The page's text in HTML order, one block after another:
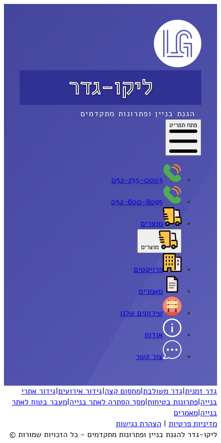
ליקו-גדר
הגנת בניין ופתרונות מתקדמים
פתח תפריט
052-235-0003
052-600-8095
מוצרים
מוצרים
פרויקטים
מאמרים
שירותים שלנו
אודות
צור קשר
גדר זמנית|גדר משולבת|מחסום קצה|גידור אירועים|גידור אתרי
בנייה|פתרונות בטיחות|מסך הסתרה לאתר בנייה|מעבר בטוח לאתר
בנייה|מאמרים
מדיניות פרטיות | הצהרת נגישות
ליקו-גדר להגנת בניין ופתרונות מתקדמים - כל הזכויות שמורות ©